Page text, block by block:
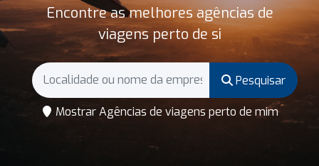
Encontre as melhores agências de
viagens perto de si
Pesquisar
Mostrar Agências de viagens perto de mim